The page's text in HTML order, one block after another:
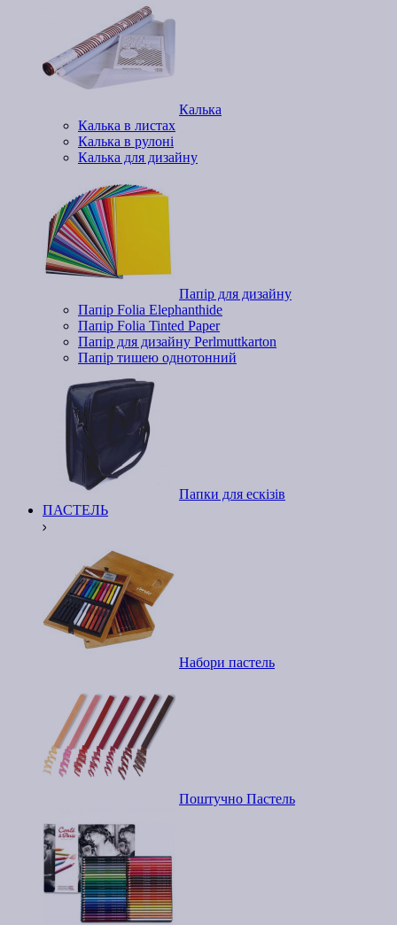
Калька
Калька в листах
Калька в рулоні
Калька для дизайну
Папір для дизайну
Папір Folia Elephanthide
Папір Folia Tinted Paper
Папір для дизайну Perlmuttkarton
Папір тишею однотонний
Папки для ескізів
ПАСТЕЛЬ
Набори пастель
Поштучно Пастель